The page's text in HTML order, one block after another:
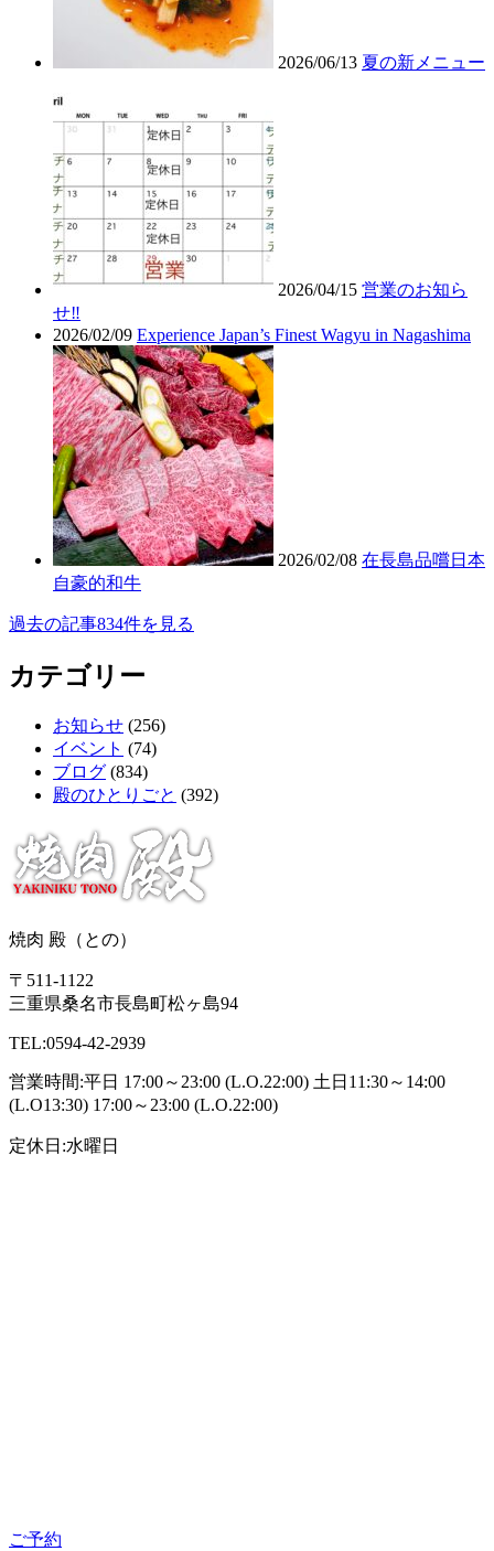
2026/06/13 夏の新メニュー
2026/04/15 営業のお知ら
せ‼︎
2026/02/09 Experience Japan’s Finest Wagyu in Nagashima
2026/02/08 在長島品嚐日本
自豪的和牛
過去の記事834件を見る
カテゴリー
お知らせ (256)
イベント (74)
ブログ (834)
殿のひとりごと (392)
焼肉 殿（との）
〒511-1122
三重県桑名市長島町松ヶ島94
TEL:0594-42-2939
営業時間:平日 17:00～23:00 (L.O.22:00) 土日11:30～14:00
(L.O13:30) 17:00～23:00 (L.O.22:00)
定休日:水曜日
ご予約